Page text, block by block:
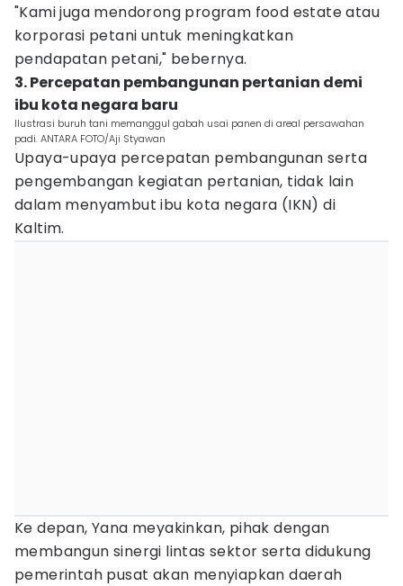
"Kami juga mendorong program food estate atau
korporasi petani untuk meningkatkan
pendapatan petani," bebernya.
3. Percepatan pembangunan pertanian demi
ibu kota negara baru
Ilustrasi buruh tani memanggul gabah usai panen di areal persawahan
padi. ANTARA FOTO/Aji Styawan
Upaya-upaya percepatan pembangunan serta
pengembangan kegiatan pertanian, tidak lain
dalam menyambut ibu kota negara (IKN) di
Kaltim.
Ke depan, Yana meyakinkan, pihak dengan
membangun sinergi lintas sektor serta didukung
pemerintah pusat akan menyiapkan daerah